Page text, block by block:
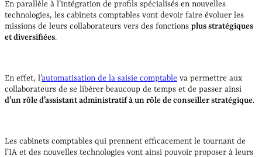
En parallèle à l’intégration de profils spécialisés en nouvelles
technologies, les cabinets comptables vont devoir faire évoluer les
missions de leurs collaborateurs vers des fonctions plus stratégiques
et diversifiées.
En effet, l’automatisation de la saisie comptable va permettre aux
collaborateurs de se libérer beaucoup de temps et de passer ainsi
d’un rôle d’assistant administratif à un rôle de conseiller stratégique.
Les cabinets comptables qui prennent efficacement le tournant de
l’IA et des nouvelles technologies vont ainsi pouvoir proposer à leurs